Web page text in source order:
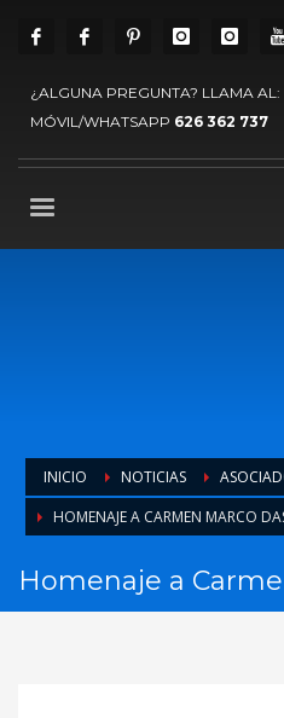
¿ALGUNA PREGUNTA? LLAMA AL:
MÓVIL/WHATSAPP 626 362 737
INICIO NOTICIAS
HOMENAJE A CARMEN MARCO
Homenaje a